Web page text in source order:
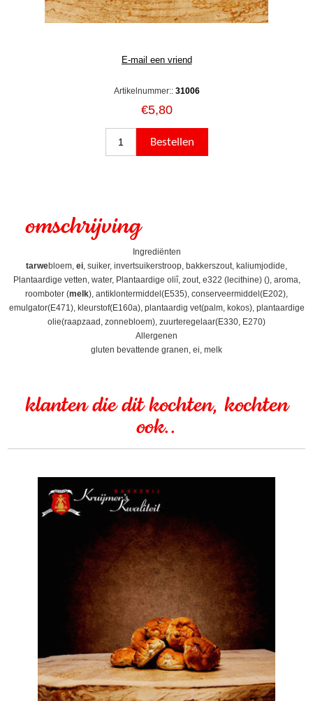
Artikelnummer:: 31006
€5,80
omschrijving
Ingrediënten
tarwebloem, ei, suiker, invertsuikerstroop, bakkerszout, kaliumjodide,
Plantaardige vetten, water, Plantaardige oliî, zout, e322 (lecithine) (), aroma,
roomboter (melk), antiklontermiddel(E535), conserveermiddel(E202),
emulgator(E471), kleurstof(E160a), plantaardig vet(palm, kokos), plantaardige
olie(raapzaad, zonnebloem), zuurteregelaar(E330, E270)
Allergenen
gluten bevattende granen, ei, melk
klanten die dit kochten, kochten
ook..